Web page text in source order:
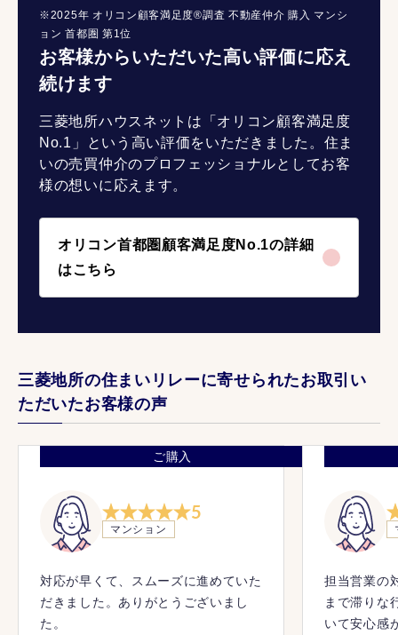
お客様からいただいた高い評価に応え
続けます
三菱地所ハウスネットは「オリコン顧客満足度
No.1」という高い評価をいただきました。住ま
いの売買仲介のプロフェッショナルとしてお客
様の想いに応えます。
オリコン首都圏顧客満足度No.1の詳細
はこちら
※2025年 オリコン顧客満足度®調査 不動産仲介 購入 マンシ
ョン 首都圏 第1位
三菱地所の住まいリレーに寄せられたお取引い
ただいたお客様の声
ご購入
5
マンション
対応が早くて、スムーズに進めていた
だきました。ありがとうございまし
た。
担当営業の
まで滞りな
いて安心感